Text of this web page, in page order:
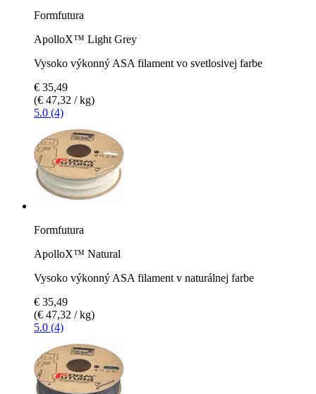
Formfutura
ApolloX™ Light Grey
Vysoko výkonný ASA filament vo svetlosivej farbe
€ 35,49
(€ 47,32 / kg)
5.0 (4)
Formfutura
ApolloX™ Natural
Vysoko výkonný ASA filament v naturálnej farbe
€ 35,49
(€ 47,32 / kg)
5.0 (4)